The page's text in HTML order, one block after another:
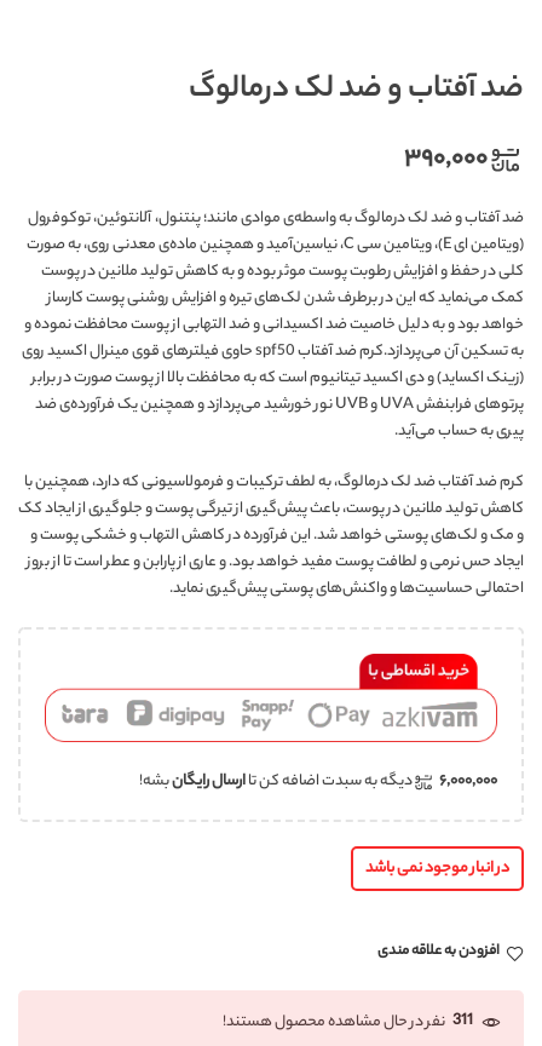
ضد آفتاب و ضد لک درمالوگ
۳۹۰,۰۰۰
ضد آفتاب و ضد لک درمالوگ به واسطه‌ی موادی مانند؛ پنتنول، آلانتوئین، توکوفرول
(ویتامین ای E)، ويتامين سی C، نیاسین‌آمید و همچنین ماده‌ی معدنی روی، به صورت
کلی در حفظ و افزایش‌ رطوبت پوست موثر بوده و به کاهش تولید ملانین در پوست
کمک می‌نماید که این در برطرف شدن لک‌های تیره و افزایش روشنی پوست کارساز
خواهد بود و به دلیل خاصیت ضد اکسیدانی و ضد التهابی از پوست محافظت نموده و
به تسکین آن می‌پردازد.کرم ضد آفتاب spf50 حاوی فیلترهای قوی مینرال اکسید روی
(زینک اکساید) و دی اکسید تیتانیوم است که به محافظت بالا از پوست صورت در برابر
پرتوهای فرابنفش UVA و UVB نور خورشید می‌پردازد و همچنین یک فرآورده‌ی ضد
پیری به حساب می‌آید‌.
کرم ضد آفتاب ضد لک درمالوگ، به لطف ترکیبات و فرمولاسیونی که دارد، همچنین با
کاهش تولید ملانین در پوست، باعث‌ پیش‌گیری‌ از تیرگی‌ پوست و جلوگیری از ایجاد کک
و مک و لک‌های پوستی خواهد شد. این فرآورده در کاهش التهاب و خشکی پوست و
ایجاد حس نرمی و لطافت پوست مفید خواهد بود. و عاری از پارابن و عطر است تا از بروز
احتمالی حساسیت‌ها و واکنش‌های پوستی پیش‌گیری‌ نماید.
۶,۰۰۰,۰۰۰ دیگه به سبدت اضافه کن تاارسال رایگانبشه!
در انبار موجود نمی باشد
افزودن به علاقه مندی
311 نفر در حال مشاهده محصول هستند!